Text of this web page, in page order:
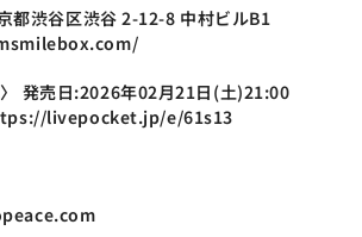
都渋谷区渋谷 2-12-8 中村ビルB1
〉 発売日:2026年02月21日(土)21:00
livepocket.jp/e/61s13